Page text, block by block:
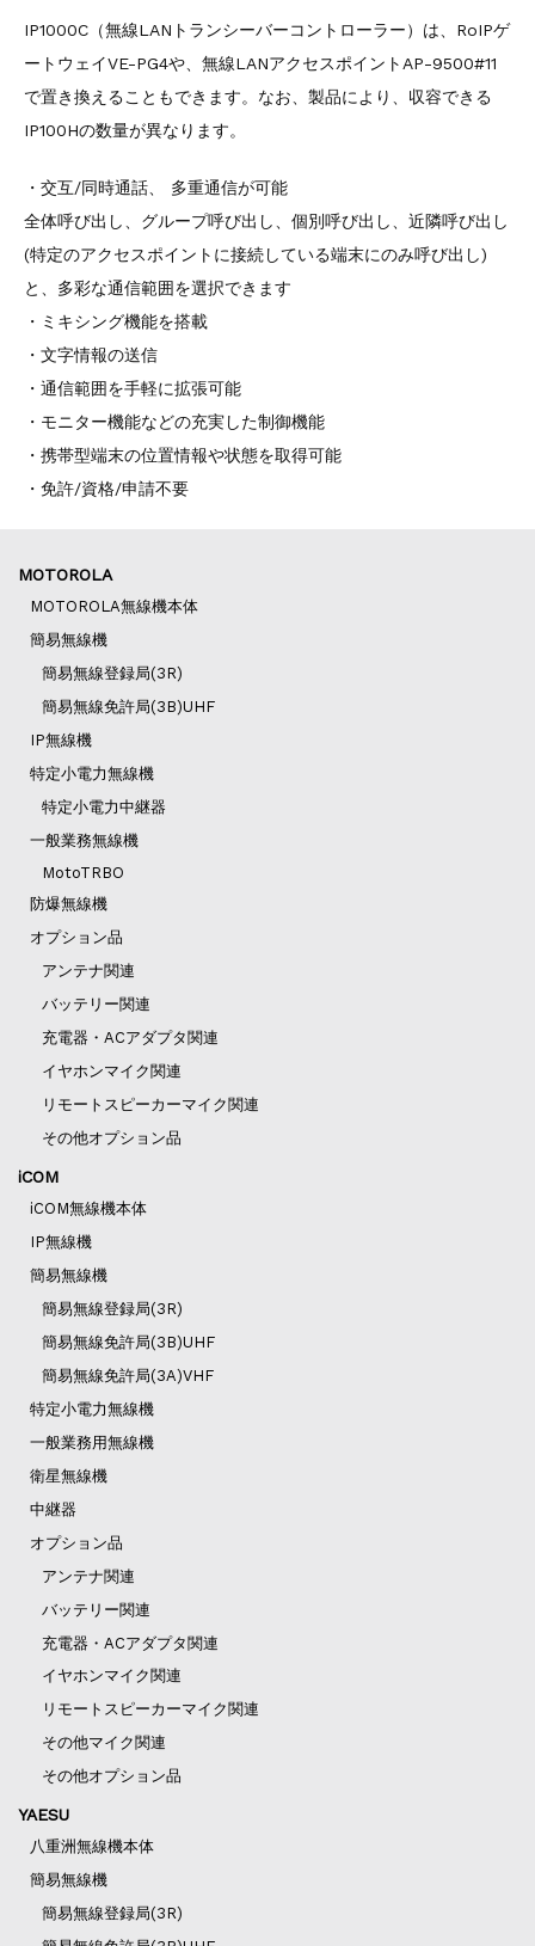
IP1000C（無線LANトランシーバーコントローラー）は、RoIPゲ
ートウェイVE-PG4や、無線LANアクセスポイントAP-9500#11
で置き換えることもできます。なお、製品により、収容できる
IP100Hの数量が異なります。
・交互/同時通話、 多重通信が可能
全体呼び出し、グループ呼び出し、個別呼び出し、近隣呼び出し
(特定のアクセスポイントに接続している端末にのみ呼び出し)
と、多彩な通信範囲を選択できます
・ミキシング機能を搭載
・文字情報の送信
・通信範囲を手軽に拡張可能
・モニター機能などの充実した制御機能
・携帯型端末の位置情報や状態を取得可能
・免許/資格/申請不要
MOTOROLA
MOTOROLA無線機本体
簡易無線機
簡易無線登録局(3R)
簡易無線免許局(3B)UHF
IP無線機
特定小電力無線機
特定小電力中継器
一般業務無線機
MotoTRBO
防爆無線機
オプション品
アンテナ関連
バッテリー関連
充電器・ACアダプタ関連
イヤホンマイク関連
リモートスピーカーマイク関連
その他オプション品
iCOM
iCOM無線機本体
IP無線機
簡易無線機
簡易無線登録局(3R)
簡易無線免許局(3B)UHF
簡易無線免許局(3A)VHF
特定小電力無線機
一般業務用無線機
衛星無線機
中継器
オプション品
アンテナ関連
バッテリー関連
充電器・ACアダプタ関連
イヤホンマイク関連
リモートスピーカーマイク関連
その他マイク関連
その他オプション品
YAESU
八重洲無線機本体
簡易無線機
簡易無線登録局(3R)